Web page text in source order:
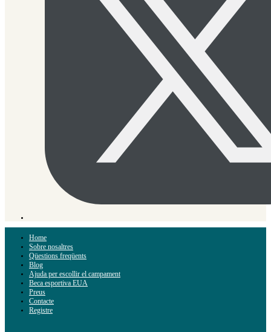
Home
Sobre nosaltres
Qüestions freqüents
Blog
Ajuda per escollir el campament
Beca esportiva EUA
Preus
Contacte
Registre